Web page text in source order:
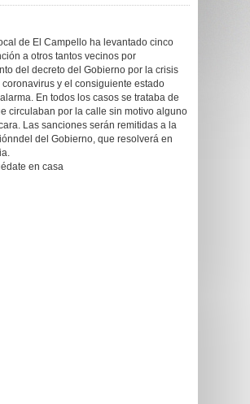
de El Campello ha levantado cinco
a otros tantos vecinos por
del decreto del Gobierno por la crisis
y el consiguiente estado
En todos los casos se trataba de
circulaban por la calle sin motivo alguno
Las sanciones serán remitidas a la
del Gobierno, que resolverá en
en casa